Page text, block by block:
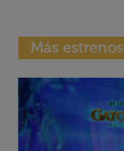
Más estrenos